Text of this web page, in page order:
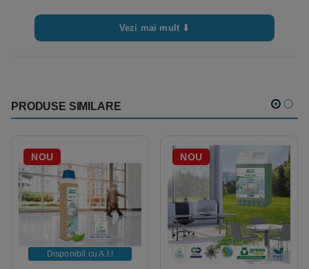
Vezi mai mult ⬇
PRODUSE SIMILARE
NOU
Disponibil cu A.I.​!
NOU